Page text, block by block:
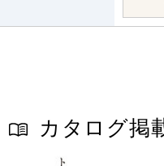
カタログ掲